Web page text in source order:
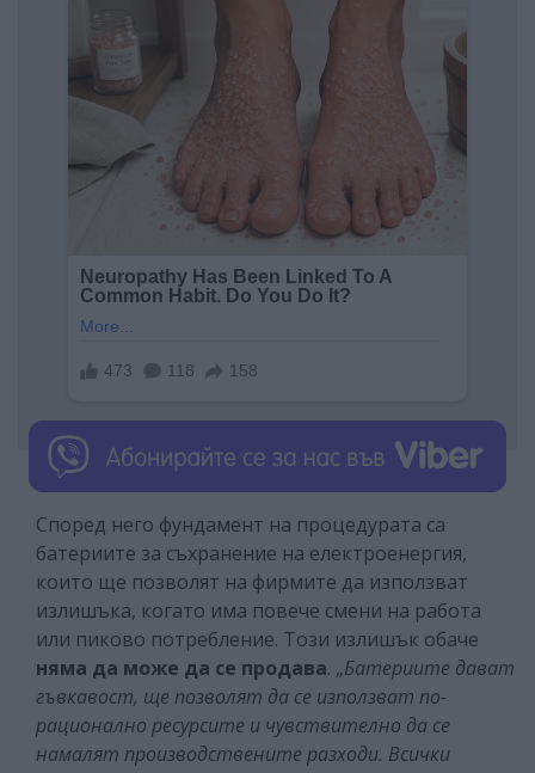
Според него фундамент на процедурата са
батериите за съхранение на електроенергия,
които ще позволят на фирмите да използват
излишъка, когато има повече смени на работа
или пиково потребление. Този излишък обаче
няма да може да се продава. „Батериите дават
гъвкавост, ще позволят да се използват по-
рационално ресурсите и чувствително да се
намалят производствените разходи. Всички